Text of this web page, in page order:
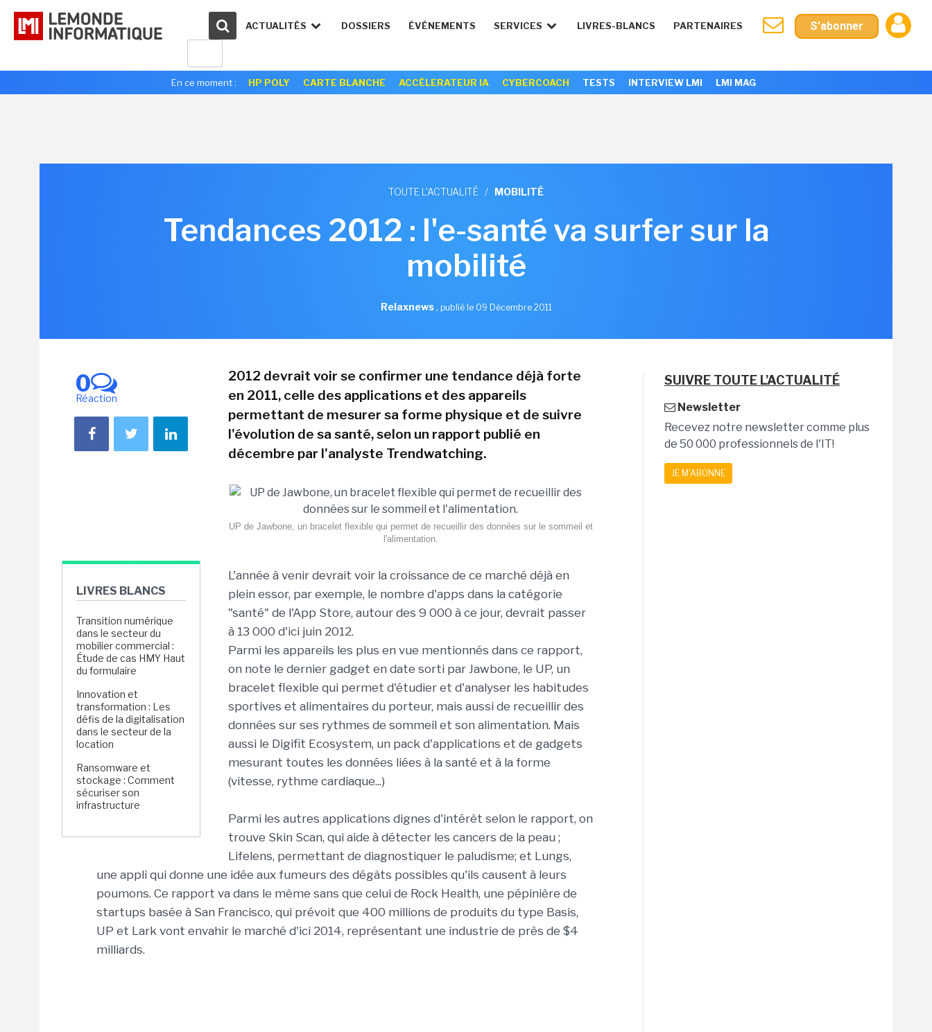
ACTUALITÉS DOSSIERS ÉVÉNEMENTS SERVICES LIVRES-BLANCS PARTENAIRES S'abonner
En ce moment : HP POLY CARTE BLANCHE ACCÉLERATEUR IA CYBERCOACH TESTS INTERVIEW LMI LMI MAG
TOUTE L'ACTUALITÉ / MOBILITÉ
Tendances 2012 : l'e-santé va surfer sur la
mobilité
Relaxnews, publié le 09 Décembre 2011
0
Réaction
LIVRES BLANCS
Transition numérique
dans le secteur du
mobilier commercial :
Étude de cas HMY Haut
du formulaire
Innovation et
transformation : Les
défis de la digitalisation
dans le secteur de la
location
Ransomware et
stockage : Comment
sécuriser son
infrastructure
2012 devrait voir se confirmer une tendance déjà forte
en 2011, celle des applications et des appareils
permettant de mesurer sa forme physique et de suivre
l'évolution de sa santé, selon un rapport publié en
décembre par l'analyste Trendwatching.
UP de Jawbone, un bracelet flexible qui permet de recueillir des données sur le sommeil et
l'alimentation.
L'année à venir devrait voir la croissance de ce marché déjà en
plein essor, par exemple, le nombre d'apps dans la catégorie
"santé" de l'App Store, autour des 9 000 à ce jour, devrait passer
à 13 000 d'ici juin 2012.
Parmi les appareils les plus en vue mentionnés dans ce rapport,
on note le dernier gadget en date sorti par Jawbone, le UP, un
bracelet flexible qui permet d'étudier et d'analyser les habitudes
sportives et alimentaires du porteur, mais aussi de recueillir des
données sur ses rythmes de sommeil et son alimentation. Mais
aussi le Digifit Ecosystem, un pack d'applications et de gadgets
mesurant toutes les données liées à la santé et à la forme
(vitesse, rythme cardiaque...)
Parmi les autres applications dignes d'intérêt selon le rapport, on
trouve Skin Scan, qui aide à détecter les cancers de la peau ;
Lifelens, permettant de diagnostiquer le paludisme; et Lungs,
une appli qui donne une idée aux fumeurs des dégâts possibles qu'ils causent à leurs
poumons. Ce rapport va dans le même sans que celui de Rock Health, une pépinière de
startups basée à San Francisco, qui prévoit que 400 millions de produits du type Basis,
UP et Lark vont envahir le marché d'ici 2014, représentant une industrie de près de $4
milliards.
SUIVRE TOUTE L'ACTUALITÉ
Newsletter
Recevez notre newsletter comme plus
de 50 000 professionnels de l'IT!
JE M'ABONNE